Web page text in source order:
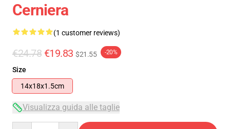
Cerniera
(1 customer reviews)
€24.78 €19.83 $21.55 -20%
Size
14x18x1.5cm
Visualizza guida alle taglie